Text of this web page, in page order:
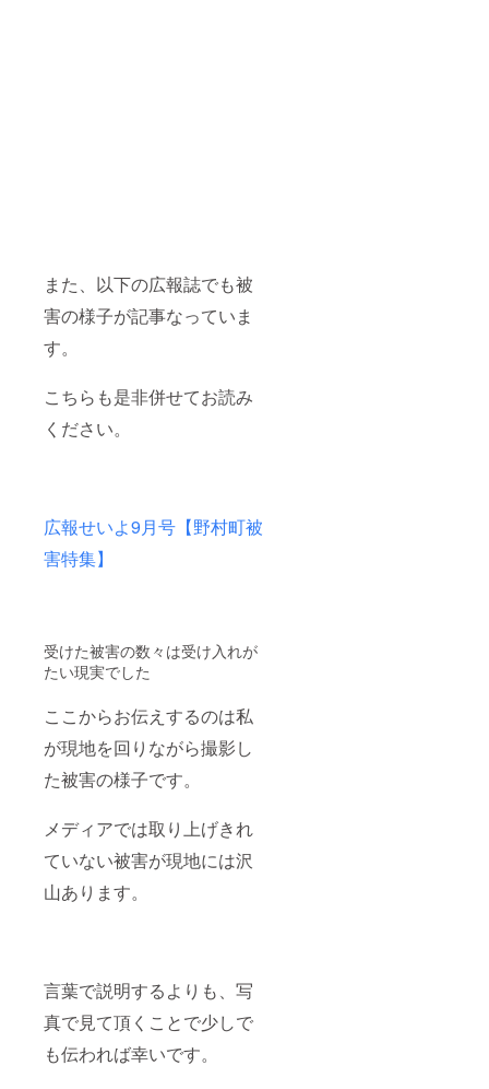
また、以下の広報誌でも被
害の様子が記事なっていま
す。
こちらも是非併せてお読み
ください。
広報せいよ9月号【野村町被
害特集】
受けた被害の数々は受け入れが
たい現実でした
ここからお伝えするのは私
が現地を回りながら撮影し
た被害の様子です。
メディアでは取り上げきれ
ていない被害が現地には沢
山あります。
言葉で説明するよりも、写
真で見て頂くことで少しで
も伝われば幸いです。